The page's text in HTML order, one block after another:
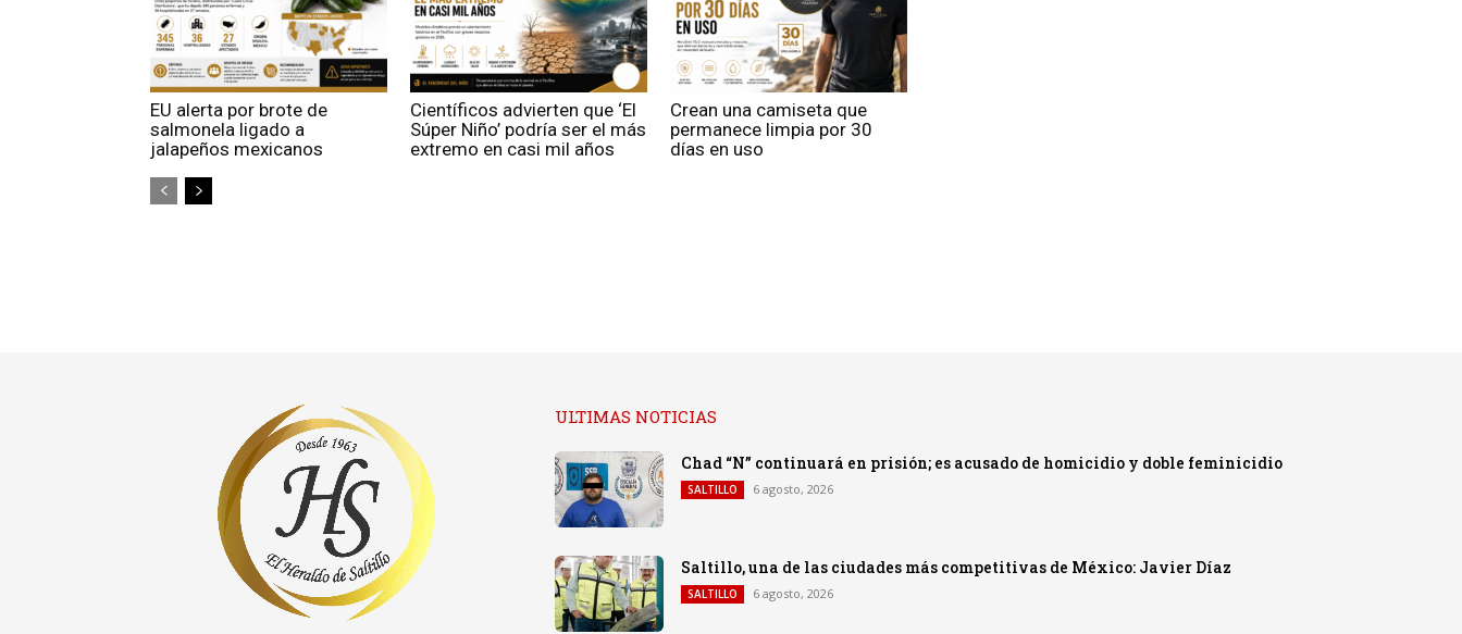
EU alerta por brote de
salmonela ligado a
jalapeños mexicanos
Científicos advierten que ‘El
Súper Niño’ podría ser el más
extremo en casi mil años
Crean una camiseta que
permanece limpia por 30
días en uso
ULTIMAS NOTICIAS
Chad “N” continuará en prisión; es acusado de homicidio y doble feminicidio
SALTILLO 6 agosto, 2026
Saltillo, una de las ciudades más competitivas de México: Javier Díaz
SALTILLO 6 agosto, 2026